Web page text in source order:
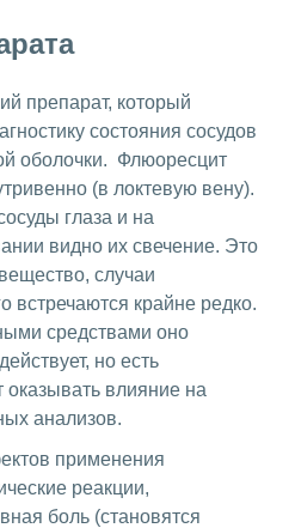
препарат, который
состояния сосудов
оболочки. Флюоресцит
(в локтевую вену).
глаза и на
видно их свечение. Это
случаи
встречаются крайне редко.
средствами оно
но есть
оказывать влияние на
анализов.
применения
реакции,
боль (становятся